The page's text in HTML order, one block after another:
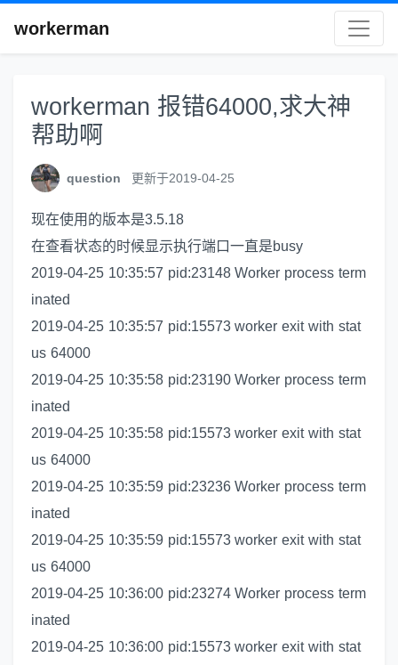
workerman
workerman 报错64000,求大神
帮助啊
question 更新于2019-04-25
现在使用的版本是3.5.18
在查看状态的时候显示执行端口一直是busy
2019-04-25 10:35:57 pid:23148 Worker process term
inated
2019-04-25 10:35:57 pid:15573 worker exit with stat
us 64000
2019-04-25 10:35:58 pid:23190 Worker process term
inated
2019-04-25 10:35:58 pid:15573 worker exit with stat
us 64000
2019-04-25 10:35:59 pid:23236 Worker process term
inated
2019-04-25 10:35:59 pid:15573 worker exit with stat
us 64000
2019-04-25 10:36:00 pid:23274 Worker process term
inated
2019-04-25 10:36:00 pid:15573 worker exit with stat